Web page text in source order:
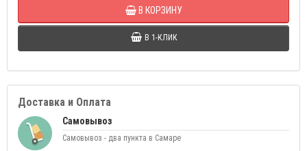
В КОРЗИНУ
В 1-КЛИК
Доставка и Оплата
Самовывоз
Самовывоз - два пункта в Самаре